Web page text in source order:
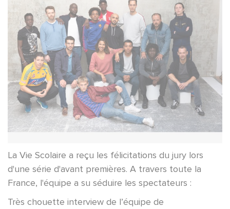
La Vie Scolaire a reçu les félicitations du jury lors
d'une série d'avant premières. A travers toute la
France, l'équipe a su séduire les spectateurs :
Très chouette interview de l’équipe de